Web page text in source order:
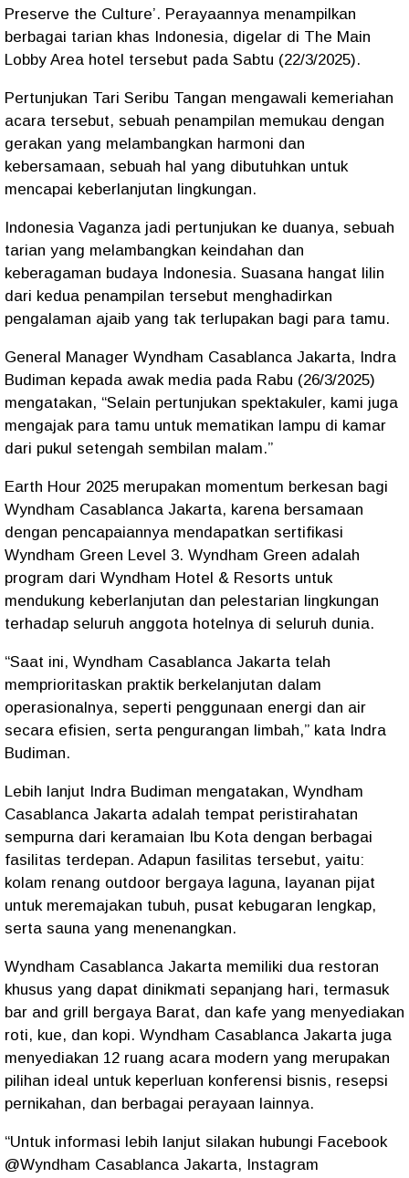
Preserve the Culture’. Perayaannya menampilkan
berbagai tarian khas Indonesia, digelar di The Main
Lobby Area hotel tersebut pada Sabtu (22/3/2025).
Pertunjukan Tari Seribu Tangan mengawali kemeriahan
acara tersebut, sebuah penampilan memukau dengan
gerakan yang melambangkan harmoni dan
kebersamaan, sebuah hal yang dibutuhkan untuk
mencapai keberlanjutan lingkungan.
Indonesia Vaganza jadi pertunjukan ke duanya, sebuah
tarian yang melambangkan keindahan dan
keberagaman budaya Indonesia. Suasana hangat lilin
dari kedua penampilan tersebut menghadirkan
pengalaman ajaib yang tak terlupakan bagi para tamu.
General Manager Wyndham Casablanca Jakarta, Indra
Budiman kepada awak media pada Rabu (26/3/2025)
mengatakan, “Selain pertunjukan spektakuler, kami juga
mengajak para tamu untuk mematikan lampu di kamar
dari pukul setengah sembilan malam.”
Earth Hour 2025 merupakan momentum berkesan bagi
Wyndham Casablanca Jakarta, karena bersamaan
dengan pencapaiannya mendapatkan sertifikasi
Wyndham Green Level 3. Wyndham Green adalah
program dari Wyndham Hotel & Resorts untuk
mendukung keberlanjutan dan pelestarian lingkungan
terhadap seluruh anggota hotelnya di seluruh dunia.
“Saat ini, Wyndham Casablanca Jakarta telah
memprioritaskan praktik berkelanjutan dalam
operasionalnya, seperti penggunaan energi dan air
secara efisien, serta pengurangan limbah,” kata Indra
Budiman.
Lebih lanjut Indra Budiman mengatakan, Wyndham
Casablanca Jakarta adalah tempat peristirahatan
sempurna dari keramaian Ibu Kota dengan berbagai
fasilitas terdepan. Adapun fasilitas tersebut, yaitu:
kolam renang outdoor bergaya laguna, layanan pijat
untuk meremajakan tubuh, pusat kebugaran lengkap,
serta sauna yang menenangkan.
Wyndham Casablanca Jakarta memiliki dua restoran
khusus yang dapat dinikmati sepanjang hari, termasuk
bar and grill bergaya Barat, dan kafe yang menyediakan
roti, kue, dan kopi. Wyndham Casablanca Jakarta juga
menyediakan 12 ruang acara modern yang merupakan
pilihan ideal untuk keperluan konferensi bisnis, resepsi
pernikahan, dan berbagai perayaan lainnya.
“Untuk informasi lebih lanjut silakan hubungi Facebook
@Wyndham Casablanca Jakarta, Instagram